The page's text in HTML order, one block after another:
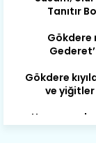
Gökdere
Gökdere
ve
Meyre